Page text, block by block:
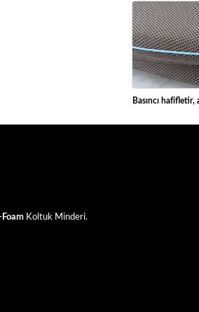
Basıncı hafifletir,
Koltuk Minderi.